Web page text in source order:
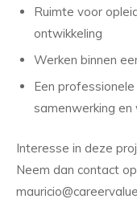
Ruimte voor
ontwikkeling
Werken binnen
Een
samenwerking
Interesse in deze
Neem dan contact